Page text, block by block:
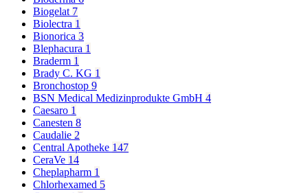
Biogelat 7
Biolectra 1
Bionorica 3
Blephacura 1
Braderm 1
Brady C. KG 1
Bronchostop 9
BSN Medical Medizinprodukte GmbH 4
Caesaro 1
Canesten 8
Caudalie 2
Central Apotheke 147
CeraVe 14
Cheplapharm 1
Chlorhexamed 5